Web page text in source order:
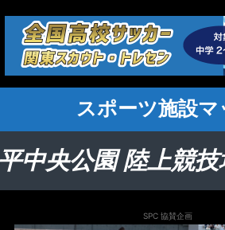
スポーツ施設マ
中央公園 陸上競技
SPC 協賛企画